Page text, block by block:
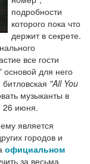
подробности
которого пока что
держит в секрете.
все гости
для него
"All You
музыканты в
26 июня.
является
городов и
официальном
за весьма